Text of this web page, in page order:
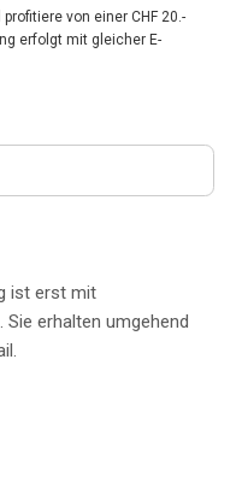
von einer CHF 20.-
erfolgt mit gleicher E-
ist erst mit
erhalten umgehend